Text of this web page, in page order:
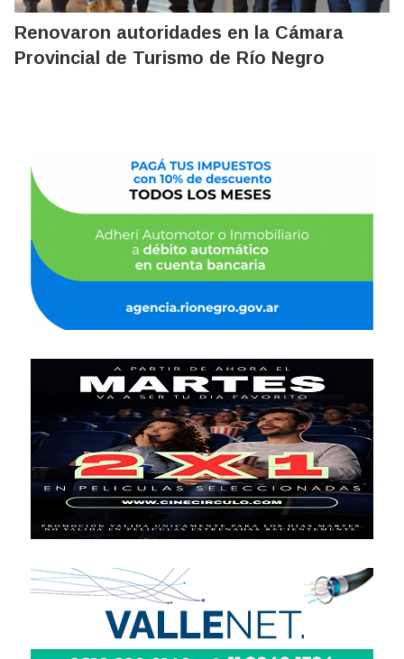
Renovaron autoridades en la Cámara
Provincial de Turismo de Río Negro